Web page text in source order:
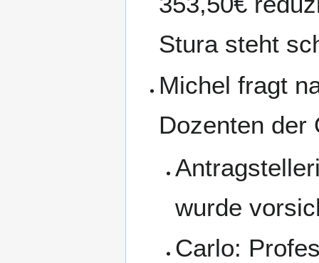
Stura steht
Michel fragt
Dozenten der
wurde
Carlo: